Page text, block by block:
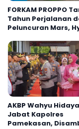
FORKAM PROPPO
Tahun Perjalanan
Peluncuran Mars,
AKBP Wahyu
Jabat Kapolres
Pamekasan,